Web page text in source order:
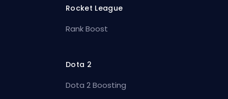
Rocket League
Rank Boost
Dota 2
Dota 2 Boosting